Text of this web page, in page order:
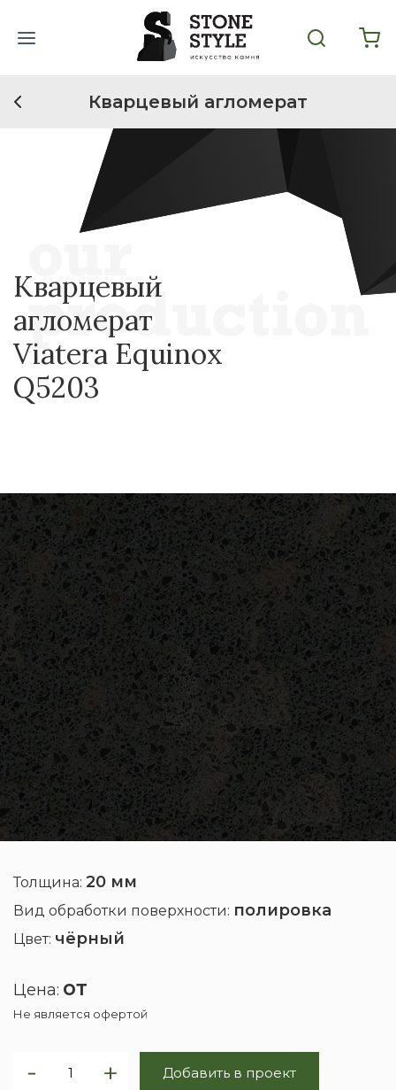
Кварцевый агломерат
Кварцевый
агломерат
Viatera Equinox
Q5203
Толщина: 20 мм
Вид обработки поверхности: полировка
Цвет: чёрный
Цена: от
Не является офертой
Добавить в проект